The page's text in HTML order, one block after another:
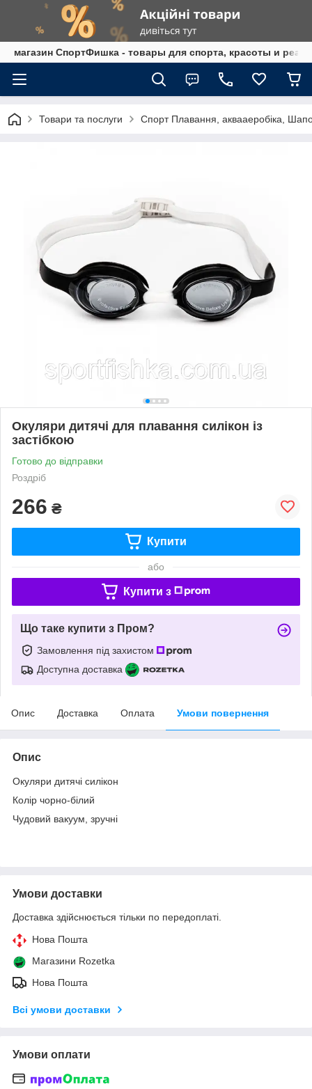
магазин СпортФишка - товары для спорта, красоты и
Товари та послуги Спорт Плавання, аквааеробіка,
Окуляри дитячі для плавання силікон із
застібкою
Готово до відправки
Роздріб
266 ₴
Купити
або
Купити з
Що таке купити з Пром?
Замовлення під захистом
Доступна доставка
Опис Доставка Оплата Умови повернення
Опис
Окуляри дитячі силікон
Колір чорно-білий
Чудовий вакуум, зручні
Умови доставки
Доставка здійснюється тільки по передоплаті.
Нова Пошта
Магазини Rozetka
Нова Пошта
Всі умови доставки
Умови оплати